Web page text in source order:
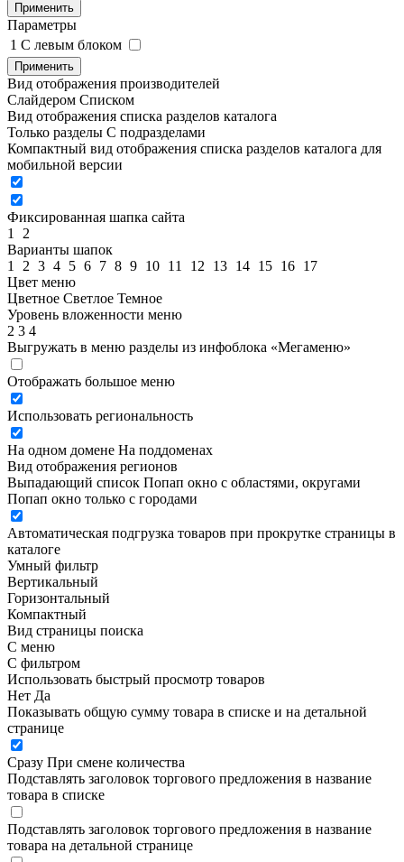
Применить
Параметры
1 C левым блоком
Применить
Вид отображения производителей
Слайдером Списком
Вид отображения списка разделов каталога
Только разделы С подразделами
Компактный вид отображения списка разделов каталога для
мобильной версии
Фиксированная шапка сайта
1
2
Варианты шапок
1
2 3 4 5 6 7 8 9 10 11 12 13 14 15 16 17
Цвет меню
Цветное Светлое Темное
Уровень вложенности меню
2 3 4
Выгружать в меню разделы из инфоблока «Мегаменю»
Отображать большое меню
Использовать региональность
На одном домене На поддоменах
Вид отображения регионов
Выпадающий список Попап окно c областями, округами
Попап окно только с городами
Автоматическая подгрузка товаров при прокрутке страницы в
каталоге
Умный фильтр
Вертикальный
Горизонтальный
Компактный
Вид страницы поиска
С меню
С фильтром
Использовать быстрый просмотр товаров
Нет Да
Показывать общую сумму товара в списке и на детальной
странице
Сразу При смене количества
Подставлять заголовок торгового предложения в название
товара в списке
Подставлять заголовок торгового предложения в название
товара на детальной странице